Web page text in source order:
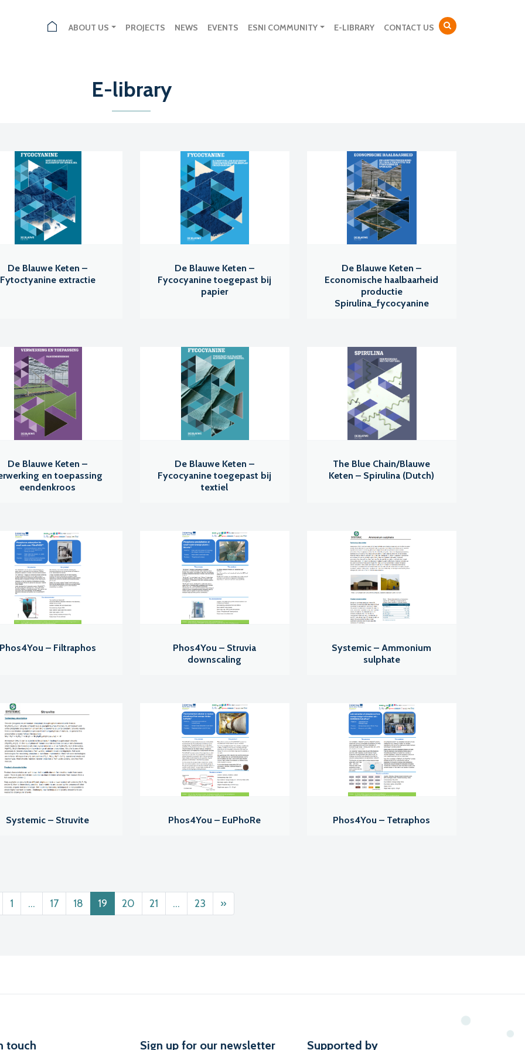
ABOUT US PROJECTS NEWS EVENTS ESNI COMMUNITY E-LIBRARY CONTACT US
E-library
De Blauwe Keten –
Fytoctyanine extractie
De Blauwe Keten –
Fycocyanine toegepast bij
papier
De Blauwe Keten –
Economische haalbaarheid
productie
Spirulina_fycocyanine
De Blauwe Keten –
en toepassing
eendenkroos
De Blauwe Keten –
Fycocyanine toegepast bij
textiel
The Blue Chain/Blauwe
Keten – Spirulina (Dutch)
– Filtraphos
Phos4You – Struvia
downscaling
Systemic – Ammonium
sulphate
Systemic – Struvite Phos4You – EuPhoRe Phos4You – Tetraphos
navigation
1 … 17 18 19 20 21 … 23 »
touch Sign up for our newsletter Supported by